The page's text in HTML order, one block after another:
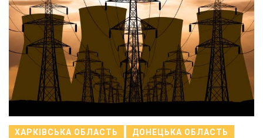
ХАРКІВСЬКА ОБЛАСТЬ ДОНЕЦЬКА ОБЛАСТЬ